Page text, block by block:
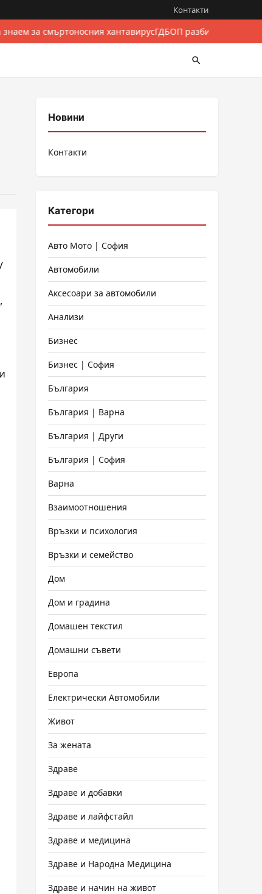
Контакти
за смъртоносния хантавирусГДБОП разби
Новини
Контакти
Категори
Авто Мото | София
Автомобили
Аксесоари за автомобили
Анализи
Бизнес
Бизнес | София
България
България | Варна
България | Други
България | София
Варна
Взаимоотношения
Връзки и психология
Връзки и семейство
Дом
Дом и градина
Домашен текстил
Домашни съвети
Европа
Електрически Автомобили
Живот
За жената
Здраве
Здраве и добавки
Здраве и лайфстайл
Здраве и медицина
Здраве и Народна Медицина
Здраве и начин на живот